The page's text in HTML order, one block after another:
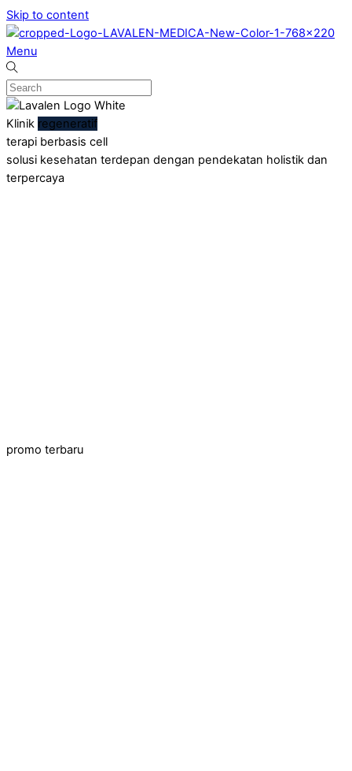
Skip to content
Menu
Klinik regeneratif
terapi berbasis cell
solusi kesehatan terdepan dengan pendekatan holistik dan
terpercaya
promo terbaru